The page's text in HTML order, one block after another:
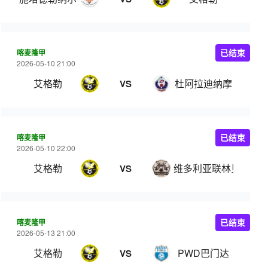
喀麦隆甲
2026-05-10 21:00
艾格勒 VS 杜阿拉迪纳摩
已结束
喀麦隆甲
2026-05-10 22:00
艾格勒 VS 维多利亚联林贝
已结束
喀麦隆甲
2026-05-13 21:00
艾格勒 VS PWD巴门达
已结束